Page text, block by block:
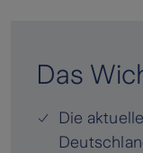
Das
Die